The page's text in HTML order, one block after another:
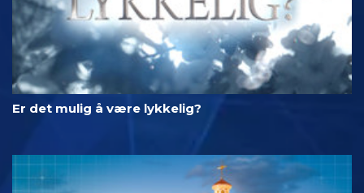
Er det mulig å være lykkelig?